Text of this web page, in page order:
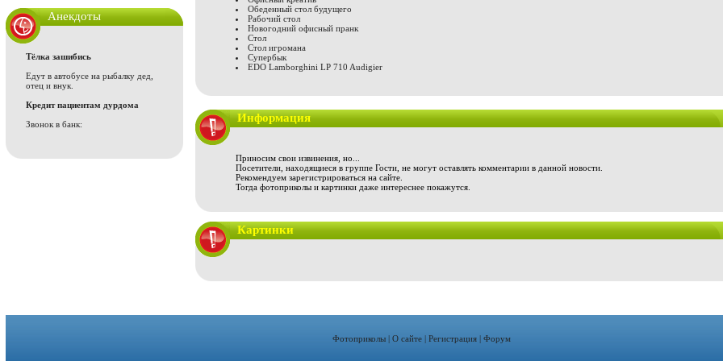
Анекдоты
Тёлка зашибись
Едут в автобусе на рыбалку дед,
отец и внук.
Кредит пациентам дурдома
Звонок в банк:
Обеденный стол будущего
Рабочий стол
Новогодний офисный пранк
Стол
Стол игромана
Супербык
EDO Lamborghini LP 710 Audigier
Информация
Приносим свои извинения, но...
Посетители, находящиеся в группе Гости, не могут оставлять комментарии в данной новости.
Рекомендуем зарегистрироваться на сайте.
Тогда фотоприколы и картинки даже интереснее покажутся.
Картинки
Фотоприколы | О сайте | Регистрация | Форум